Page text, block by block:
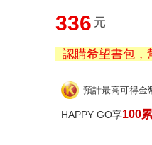
336 元
認購希望書包，
預計最高可得金
HAPPY GO享100